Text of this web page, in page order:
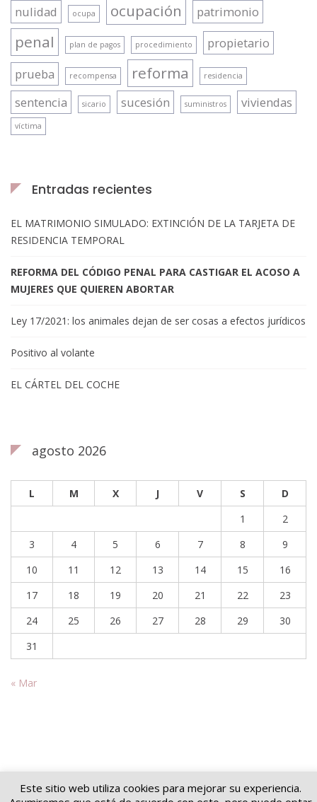
nulidad
ocupa ocupación patrimonio
penal plan de pagos procedimiento
propietario
prueba
recompensa reforma residencia
sentencia sicario sucesión suministros viviendas
víctima
Entradas recientes
EL MATRIMONIO SIMULADO: EXTINCIÓN DE LA TARJETA DE
RESIDENCIA TEMPORAL
REFORMA DEL CÓDIGO PENAL PARA CASTIGAR EL ACOSO A
MUJERES QUE QUIEREN ABORTAR
Ley 17/2021: los animales dejan de ser cosas a efectos jurídicos
Positivo al volante
EL CÁRTEL DEL COCHE
agosto 2026
L M X J V S
D
1
2
3
4 5 6 7 8
9
10
11 12 13 14 15
16
17
18 19 20 21 22
23
24
25 26 27 28 29
30
31
« Mar
Copyright © 2026Soluciones jurídicas. Todos los derechos reservados.
Este sitio web utiliza cookies para mejorar su experiencia.